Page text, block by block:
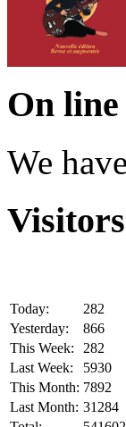
On line
We
Visitors
Today:
282
Yesterday:
866
This Week:
282
Last Week:
5930
This Month: 7892
Last Month: 31284